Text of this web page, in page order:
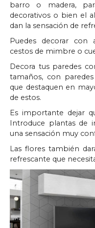
barro o madera,
decorativos o bien el
dan la sensación de
Puedes decorar con
cestos de mimbre o
Decora tus paredes
tamaños, con
que destaquen en
de estos.
Es importante dejar
Introduce plantas de
una sensación muy
Las flores también
refrescante que